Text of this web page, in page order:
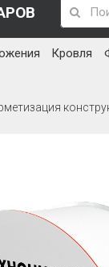
Кровля